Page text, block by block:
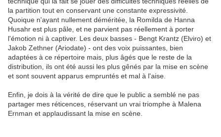
la partition tout en conservant une constante expressivité.
Quoique n'ayant nullement déméritée, la Romilda de Hanna
Husahr est plus pâle, et ne parvient pas réellement à porter
l'émotion ni à captiver. Les deux basses - Bengt Krantz (Elviro) et
Jakob Zethner (Ariodate) - ont des voix puissantes, bien
adaptées à ce répertoire mais, plus âgés que le reste de la
distribution, ils ont été aussi les plus gênés par la mise en scène
et sont souvent apparus empruntés et mal à l'aise.
Enfin, je dois à la vérité de dire que le public a semblé ne pas
partager mes réticences, réservant un vrai triomphe à Malena
Ernman et applaudissant la mise en scène.